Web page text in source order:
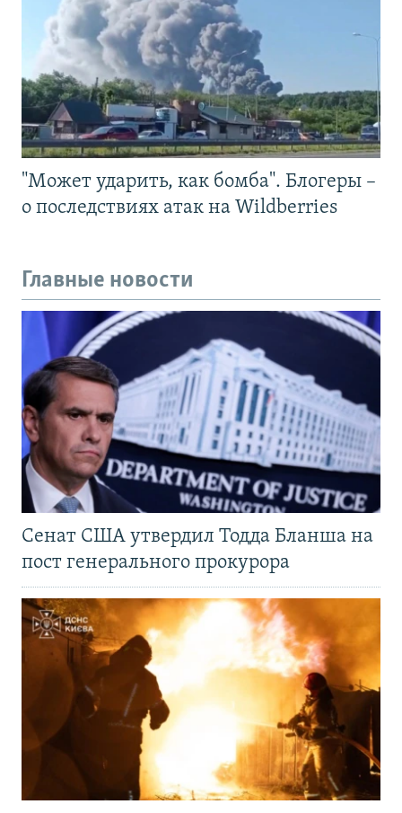
"Может ударить, как бомба". Блогеры –
о последствиях атак на Wildberries
Главные новости
Сенат США утвердил Тодда Бланша на
пост генерального прокурора